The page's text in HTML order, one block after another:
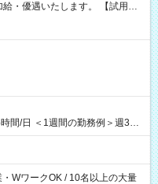
遇いたします。 【試用期
間/日 ＜1週間の勤務例＞週3回
日 好きな時にお仕事
WワークOK / 10名以上の大量